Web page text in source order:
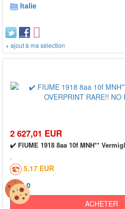
Italie
+ ajout à ma sélection
2 627,01 EUR
✔️ FIUME 1918 8aa 10f MNH**
5,17 EUR
0
ACHETER